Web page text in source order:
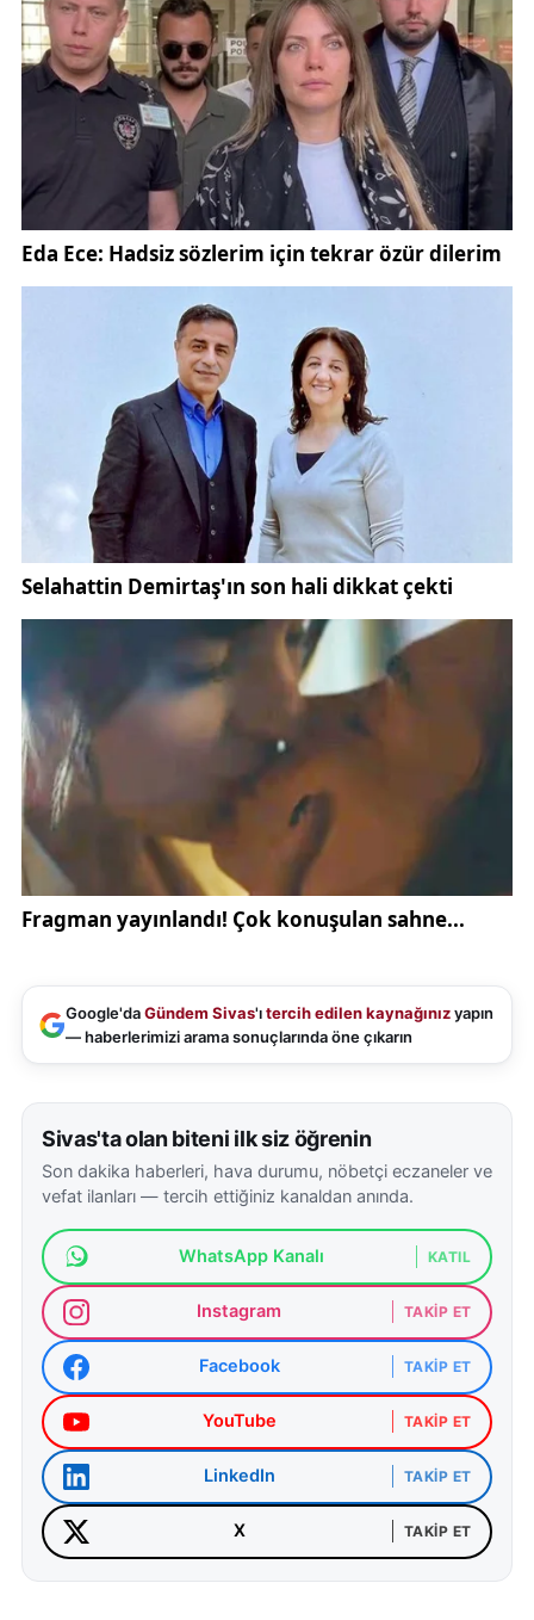
Google'daGündem Sivas'ıtercih edilen kaynağınızyapın
— haberlerimizi arama sonuçlarında öne çıkarın
Sivas'ta olan biteni ilk siz öğrenin
Son dakika haberleri, hava durumu, nöbetçi eczaneler ve
vefat ilanları — tercih ettiğiniz kanaldan anında.
WhatsApp Kanalı KATIL
Instagram TAKIP ET
Facebook TAKIP ET
YouTube TAKIP ET
LinkedIn TAKIP ET
X TAKIP ET